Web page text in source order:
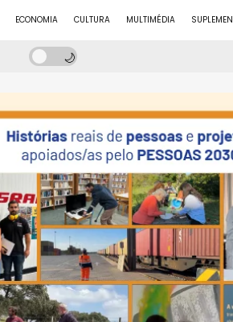
ECONOMIA CULTURA MULTIMÉDIA